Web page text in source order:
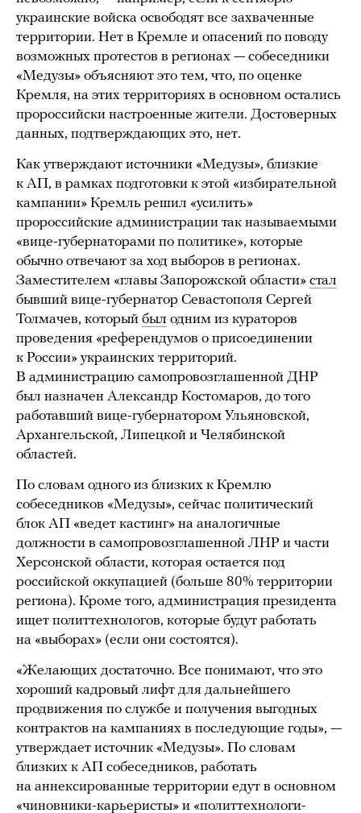
украинские войска освободят все захваченные
территории. Нет в Кремле и опасений по поводу
возможных протестов в регионах — собеседники
«Медузы» объясняют это тем, что, по оценке
Кремля, на этих территориях в основном остались
пророссийски настроенные жители. Достоверных
данных, подтверждающих это, нет.
Как утверждают источники «Медузы», близкие
к АП, в рамках подготовки к этой «избирательной
кампании» Кремль решил «усилить»
пророссийские администрации так называемыми
«вице-губернаторами по политике», которые
обычно отвечают за ход выборов в регионах.
Заместителем «главы Запорожской области» стал
бывший вице-губернатор Севастополя Сергей
Толмачев, который был одним из кураторов
проведения «референдумов о присоединении
к России» украинских территорий.
В администрацию самопровозглашенной ДНР
был назначен Александр Костомаров, до того
работавший вице-губернатором Ульяновской,
Архангельской, Липецкой и Челябинской
областей.
По словам одного из близких к Кремлю
собеседников «Медузы», сейчас политический
блок АП «ведет кастинг» на аналогичные
должности в самопровозглашенной ЛНР и части
Херсонской области, которая остается под
российской оккупацией (больше 80% территории
региона). Кроме того, администрация президента
ищет политтехнологов, которые будут работать
на «выборах» (если они состоятся).
«Желающих достаточно. Все понимают, что это
хороший кадровый лифт для дальнейшего
продвижения по службе и получения выгодных
контрактов на кампаниях в последующие годы», —
утверждает источник «Медузы». По словам
близких к АП собеседников, работать
на аннексированные территории едут в основном
«чиновники-карьеристы» и «политтехнологи-